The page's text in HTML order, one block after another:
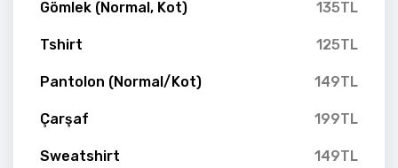
Gömlek (Normal, Kot) 135TL
Tshirt 125TL
Pantolon (Normal/Kot) 149TL
Çarşaf 199TL
Sweatshirt 149TL